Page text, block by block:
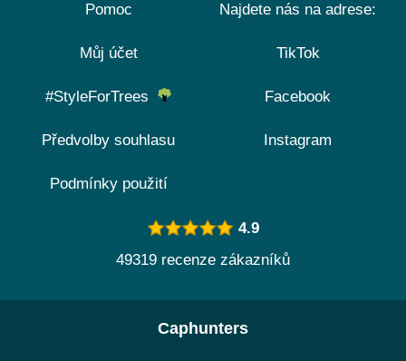
Pomoc
Můj účet
#StyleForTrees
Předvolby souhlasu
Podmínky použití
Najdete nás na adrese:
TikTok
Facebook
Instagram
4.9
49319 recenze zákazníků
Caphunters